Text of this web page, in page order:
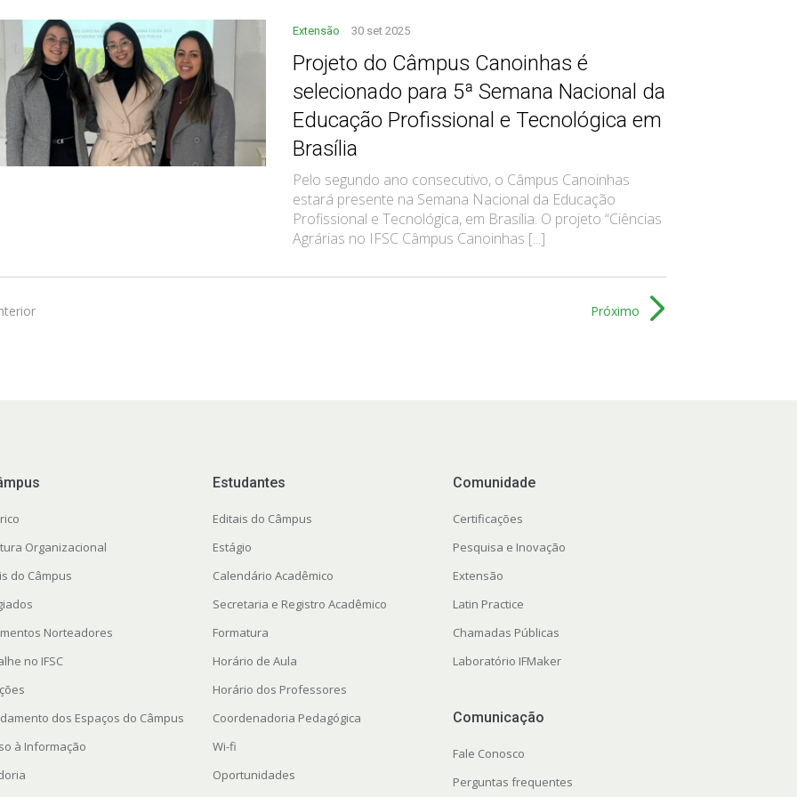
Extensão 30 set 2025
Projeto do Câmpus Canoinhas é
selecionado para 5ª Semana Nacional da
Educação Profissional e Tecnológica em
Brasília
Pelo segundo ano consecutivo, o Câmpus Canoinhas
estará presente na Semana Nacional da Educação
Profissional e Tecnológica, em Brasília. O projeto “Ciências
Agrárias no IFSC Câmpus Canoinhas [...]
Próximo
Organizacional
do Câmpus
Norteadores
no IFSC
dos Espaços do Câmpus
à Informação
Estudantes
Editais do Câmpus
Estágio
Calendário Acadêmico
Secretaria e Registro Acadêmico
Formatura
Horário de Aula
Horário dos Professores
Coordenadoria Pedagógica
Wi-fi
Oportunidades
Comunidade
Certificações
Pesquisa e Inovação
Extensão
Latin Practice
Chamadas Públicas
Laboratório IFMaker
Comunicação
Fale Conosco
Perguntas frequentes